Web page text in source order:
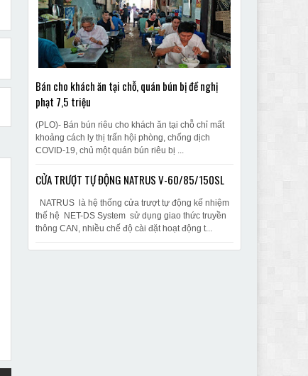
Bán cho khách ăn tại chỗ, quán bún bị đề nghị
phạt 7,5 triệu
(PLO)- Bán bún riêu cho khách ăn tại chỗ chỉ mất
khoảng cách ly thị trấn hội phòng, chống dịch
COVID-19, chủ một quán bún riêu bị ...
CỬA TRƯỢT TỰ ĐỘNG NATRUS V-60/85/150SL
NATRUS là hệ thống cửa trượt tự động kế nhiệm
thế hệ NET-DS System sử dụng giao thức truyền
thông CAN, nhiều chế độ cài đặt hoạt động t...